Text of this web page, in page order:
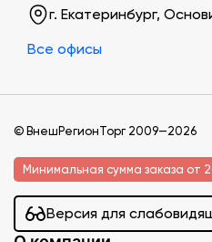
г. Екатеринбург,
Все офисы
© ВнешРегионТорг 2009—2026
Минимальная сумма заказа от
Версия для